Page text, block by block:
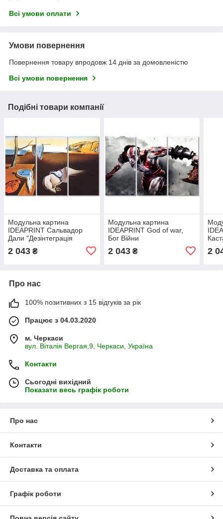
Всі умови оплати
Умови повернення
Повернення товару впродовж 14 днів за домовленістю
Всі умови повернення
Подібні товари компанії
Модульна картина
IDEAPRINT Сальвадор
Дали "Дезінтеграція
репродукція
2 043 ₴
Модульна картина
IDEAPRINT God of war,
Бог Війни
2 043₴ 2
Про нас
100% позитивних з 15 відгуків за рік
Працює з 04.03.2020
м. Черкаси
вул. Віталія Вергая,9, Черкаси, Україна
Контакти
Сьогодні вихідний
Показати весь графік роботи
Про нас
Контакти
Доставка та оплата
Графік роботи